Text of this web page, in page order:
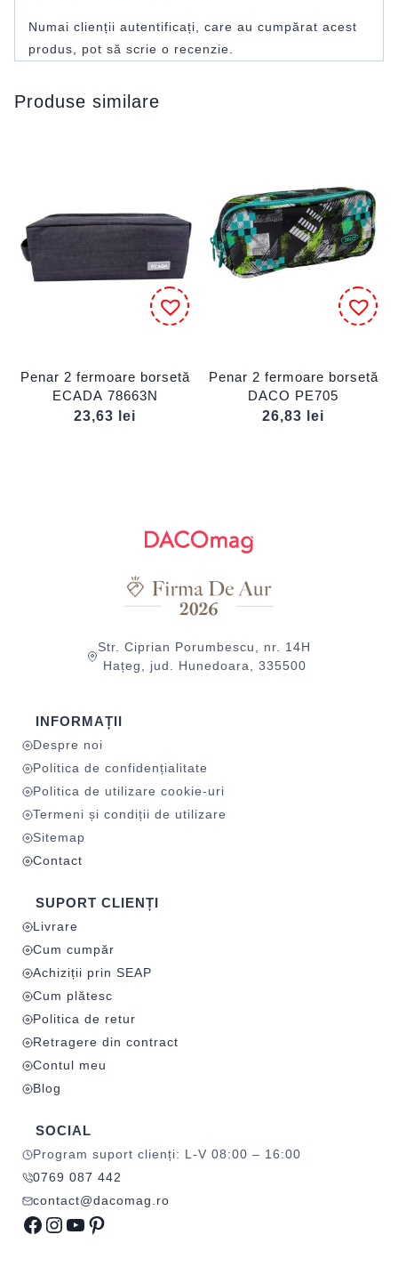
Numai clienții autentificați, care au cumpărat acest
produs, pot să scrie o recenzie.
Produse similare
Penar 2 fermoare borsetă
ECADA 78663N
23,63
lei
Penar 2 fermoare borsetă
DACO PE705
26,83
lei
Str. Ciprian Porumbescu, nr. 14H
Hațeg, jud. Hunedoara, 335500
INFORMAȚII
Despre noi
Politica de confidențialitate
Politica de utilizare cookie-uri
Termeni și condiții de utilizare
Sitemap
Contact
SUPORT CLIENȚI
Livrare
Cum cumpăr
Achiziții prin SEAP
Cum plătesc
Politica de retur
Retragere din contract
Contul meu
Blog
SOCIAL
Program suport clienți: L-V 08:00 – 16:00
0769 087 442
contact@dacomag.ro
Facebook
Instagram
YouTube
Pinterest